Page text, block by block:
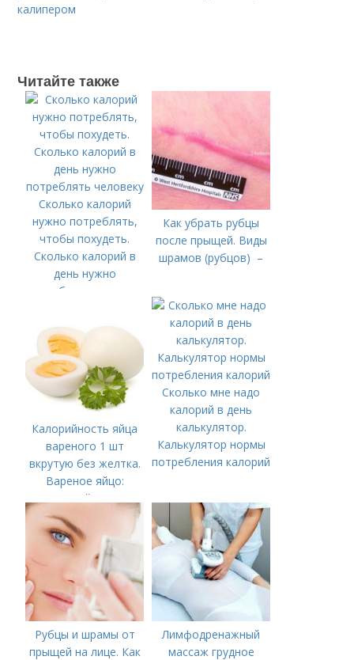
калипером
Читайте также
Сколько калорий
нужно потреблять,
чтобы похудеть.
Сколько калорий в
день нужно
потреблять человеку
Как убрать рубцы
после прыщей. Виды
шрамов (рубцов) –
Калорийность яйца
вареного 1 шт
вкрутую без желтка.
Вареное яйцо:
калорийность
Сколько мне надо
калорий в день
калькулятор.
Калькулятор нормы
потребления калорий
Рубцы и шрамы от
прыщей на лице. Как
Лимфодренажный
массаж грудное